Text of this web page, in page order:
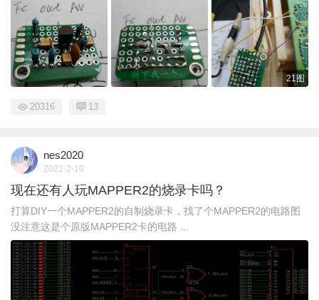
21图
20316 13
nes2020
2021-2-10
现在还有人玩MAPPER2的烧录卡吗？
打算DIY一个MAPPER2的自制烧录卡，找了个MAPPER2的电路图
没注意这是个原版MAPPER2卡的电路 ...